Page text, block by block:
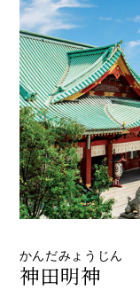
かんだみょうじん
神田明神